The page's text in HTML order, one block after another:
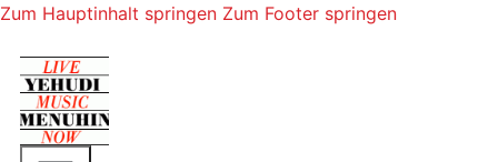
Zum Hauptinhalt springen Zum Footer springen